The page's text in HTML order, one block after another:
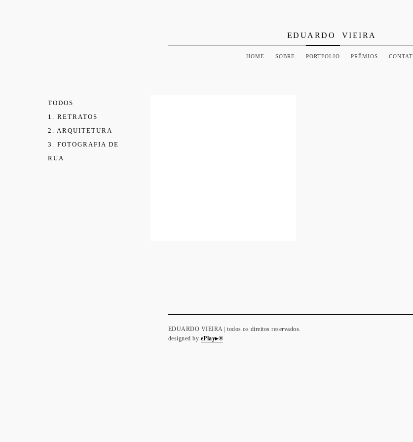
EDUARDO VIEIRA
HOME SOBRE PORTFOLIO PRÊMIOS
TODOS
1. RETRATOS
2. ARQUITETURA
3. FOTOGRAFIA DE
RUA
EDUARDO VIEIRA | todos os direitos reservados.
designed by ePlay▸®